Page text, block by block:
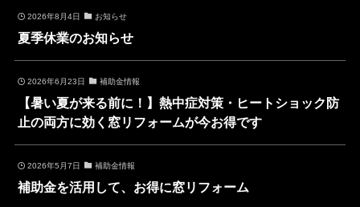
2026年8月4日 お知らせ
夏季休業のお知らせ
2026年6月23日 補助金情報
【暑い夏が来る前に！】熱中症対策・ヒートショック防
止の両方に効く窓リフォームが今お得です
2026年5月7日 補助金情報
補助金を活用して、お得に窓リフォーム